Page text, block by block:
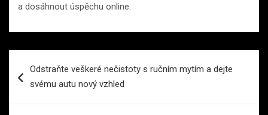
a dosáhnout úspěchu online.
proOdstraňte veškeré nečistoty s ručním mytím a dejte
svému autu nový vzhled